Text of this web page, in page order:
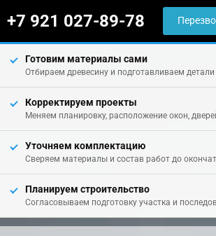
+7 921 027-89-78
Готовим материалы сами
Отбираем древесину и подготавливаем
Корректируем проекты
Меняем планировку, расположение окон,
Уточняем комплектацию
Сверяем материалы и состав работ до
Планируем строительство
Согласовываем подготовку участка и